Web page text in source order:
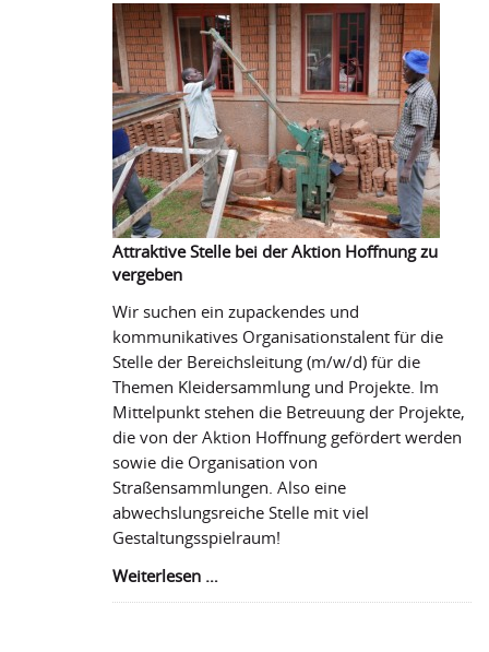
Katholikentag
Attraktive Stelle bei der Aktion Hoffnung zu
vergeben
Wir suchen ein zupackendes und
kommunikatives Organisationstalent für die
Stelle der Bereichsleitung (m/w/d) für die
Themen Kleidersammlung und Projekte. Im
Mittelpunkt stehen die Betreuung der Projekte,
die von der Aktion Hoffnung gefördert werden
sowie die Organisation von
Straßensammlungen. Also eine
abwechslungsreiche Stelle mit viel
Gestaltungsspielraum!
Weiterlesen …